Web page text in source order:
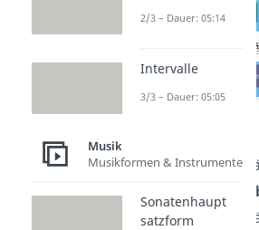
Die
Für eine ganze Note
vier Schläge von eins
Note dauert zwei
2/3 – Dauer: 05:14
Intervalle
3/3 – Dauer: 05:05
Musik
Musikformen & Instrumente
Sonatenhaupt
satzform